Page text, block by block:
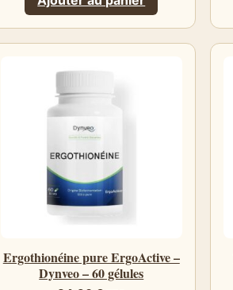
Ergothionéine pure ErgoActive –
Dynveo – 60 gélules